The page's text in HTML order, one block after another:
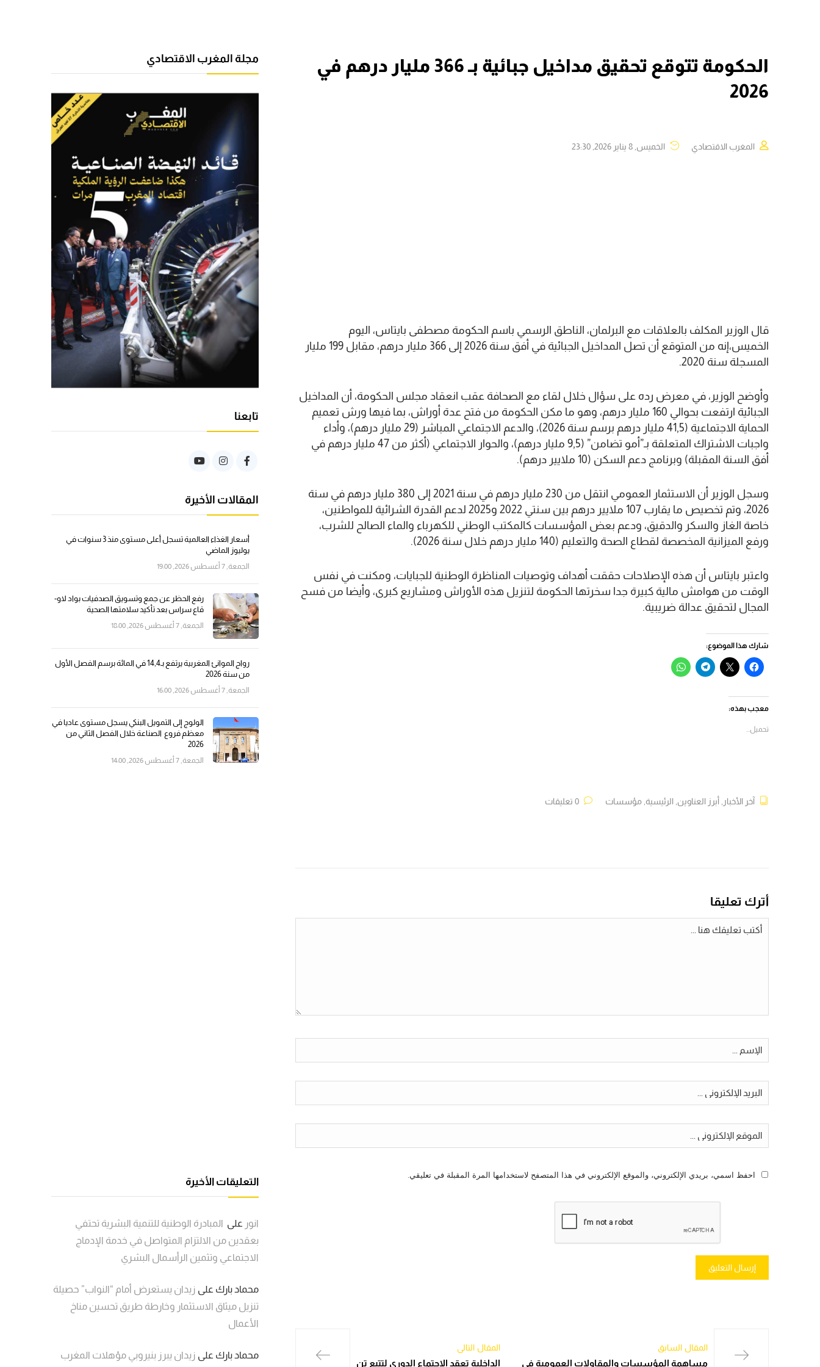
الحكومة تتوقع تحقيق مداخيل جبائية بـ 366 مليار درهم في
2026
المغرب الاقتصادي الخميس, 8 يناير 2026, 23:30
قال الوزير المكلف بالعلاقات مع البرلمان، الناطق الرسمي باسم الحكومة مصطفى بايتاس، اليوم
الخميس،إنه من المتوقع أن تصل المداخيل الجبائية في أفق سنة 2026 إلى 366 مليار درهم، مقابل 199 مليار
المسجلة سنة 2020.
وأوضح الوزير، في معرض رده على سؤال خلال لقاء مع الصحافة عقب انعقاد مجلس الحكومة، أن المداخيل
الجبائية ارتفعت بحوالي 160 مليار درهم، وهو ما مكن الحكومة من فتح عدة أوراش، بما فيها ورش تعميم
الحماية الاجتماعية (41,5 مليار درهم برسم سنة 2026)، والدعم الاجتماعي المباشر (29 مليار درهم)، وأداء
واجبات الاشتراك المتعلقة بـ”أمو تضامن” (9,5 مليار درهم)، والحوار الاجتماعي (أكثر من 47 مليار درهم في
أفق السنة المقبلة) وبرنامج دعم السكن (10 ملايير درهم).
وسجل الوزير أن الاستثمار العمومي انتقل من 230 مليار درهم في سنة 2021 إلى 380 مليار درهم في سنة
2026، وتم تخصيص ما يقارب 107 ملايير درهم بين سنتي 2022 و2025 لدعم القدرة الشرائية للمواطنين،
خاصة الغاز والسكر والدقيق، ودعم بعض المؤسسات كالمكتب الوطني للكهرباء والماء الصالح للشرب،
ورفع الميزانية المخصصة لقطاع الصحة والتعليم (140 مليار درهم خلال سنة 2026).
واعتبر بايتاس أن هذه الإصلاحات حققت أهداف وتوصيات المناظرة الوطنية للجبايات، ومكنت في نفس
الوقت من هوامش مالية كبيرة جدا سخرتها الحكومة لتنزيل هذه الأوراش ومشاريع كبرى، وأيضا من فسح
المجال لتحقيق عدالة ضريبية.
شارك هذا الموضوع:
انقر
للمشاركة
(فتح
في
نافذة
النقر
للمشاركة
انقر
للمشاركة
انقر
للمشاركة
معجب بهذه:
تحميل...
آخر الأخبار أبرز العناوين الرئيسية مؤسسات
أترك تعليقا
احفظ اسمي، بريدي الإلكتروني، والموقع الإلكتروني في هذا المتصفح لاستخدامها المرة المقبلة في تعليقي.
المقال السابق
مساهمة المؤسسات والمقاولات العمومية في
المقال التالي
الداخلية تعقد الاجتماع الدوري لتتبع تن
مجلة المغرب الاقتصادي
تابعنا
المقالات الأخيرة
أسعار الغذاء العالمية تسجل أعلى مستوى منذ 3 سنوات في
يوليوز الماضي
الجمعة, 7 أغسطس 2026, 19:00
رفع الحظر عن جمع وتسويق الصدفيات بواد لاو-
قاع سراس بعد تأكيد سلامتها الصحية
الجمعة, 7 أغسطس 2026, 18:00
رواج الموانئ المغربية يرتفع بـ14,4 في المائة برسم الفصل الأول
من سنة 2026
الجمعة, 7 أغسطس 2026, 16:00
الولوج إلى التمويل البنكي يسجل مستوى عاديا في
معظم فروع الصناعة خلال الفصل الثاني من
2026
الجمعة, 7 أغسطس 2026, 14:00
التعليقات الأخيرة
انور على المبادرة الوطنية للتنمية البشرية تحتفي
بعقدين من الالتزام المتواصل في خدمة الإدماج
الاجتماعي وتثمين الرأسمال البشري
محماد بارك على زيدان يستعرض أمام “النواب” حصيلة
تنزيل ميثاق الاستثمار وخارطة طريق تحسين مناخ
الأعمال
محماد بارك على زيدان يبرز بنيروبي مؤهلات المغرب